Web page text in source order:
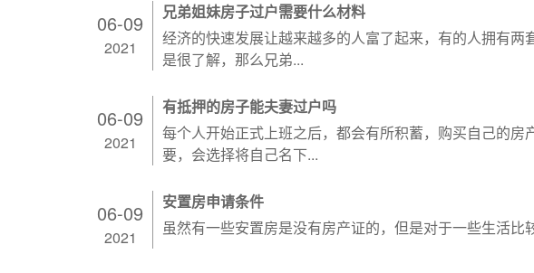
06-09
2021
兄弟姐妹房子过户需要什么材料
经济的快速发展让越来越多的人富了起来，有的人拥有
是很了解，那么兄弟...
06-09
2021
有抵押的房子能夫妻过户吗
每个人开始正式上班之后，都会有所积蓄，购买自己的
要，会选择将自己名下...
06-09
2021
安置房申请条件
虽然有一些安置房是没有房产证的，但是对于一些生活